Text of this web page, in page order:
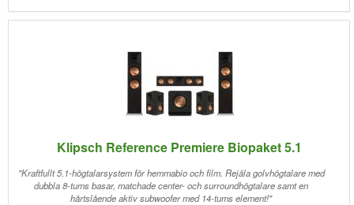
Klipsch Reference Premiere Biopaket 5.1
"Kraftfullt 5.1-högtalarsystem för hemmabio och film. Rejäla golvhögtalare med
dubbla 8-tums basar, matchade center- och surroundhögtalare samt en
hårtslående aktiv subwoofer med 14-tums element!"